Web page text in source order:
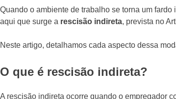
Quando o ambiente de trabalho se torna um
aqui que surge a rescisão indireta, prevista no
Neste artigo, detalhamos cada aspecto dessa
O que é rescisão indireta?
A rescisão indireta ocorre quando o empregador